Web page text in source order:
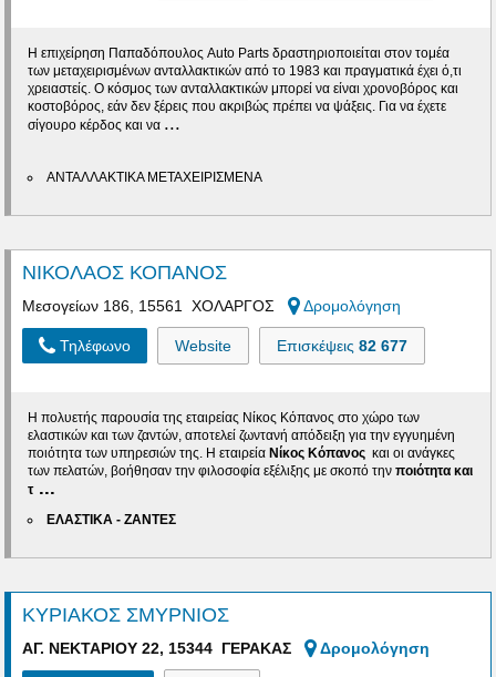
Η επιχείρηση Παπαδόπουλος Auto Parts δραστηριοποιείται στον τομέα
των μεταχειρισμένων ανταλλακτικών από το 1983 και πραγματικά έχει ό,τι
χρειαστείς. Ο κόσμος των ανταλλακτικών μπορεί να είναι χρονοβόρος και
κοστοβόρος, εάν δεν ξέρεις που ακριβώς πρέπει να ψάξεις. Για να έχετε
σίγουρο κέρδος και να ...
ΑΝΤΑΛΛΑΚΤΙΚΑ ΜΕΤΑΧΕΙΡΙΣΜΕΝΑ
ΝΙΚΟΛΑΟΣ ΚΟΠΑΝΟΣ
Μεσογείων 186, 15561 ΧΟΛΑΡΓΟΣ Δρομολόγηση
Τηλέφωνο Website Επισκέψεις82 677
Η πολυετής παρουσία της εταιρείας Νίκος Κόπανος στο χώρο των
ελαστικών και των ζαντών, αποτελεί ζωντανή απόδειξη για την εγγυημένη
ποιότητα των υπηρεσιών της. Η εταιρεία Νίκος Κόπανος και οι ανάγκες
των πελατών, βοήθησαν την φιλοσοφία εξέλιξης με σκοπό τηνποιότητα και
τ...
ΕΛΑΣΤΙΚΑ - ΖΑΝΤΕΣ
ΚΥΡΙΑΚΟΣ ΣΜΥΡΝΙΟΣ
ΑΓ. ΝΕΚΤΑΡΙΟΥ 22, 15344 ΓΕΡΑΚΑΣ Δρομολόγηση